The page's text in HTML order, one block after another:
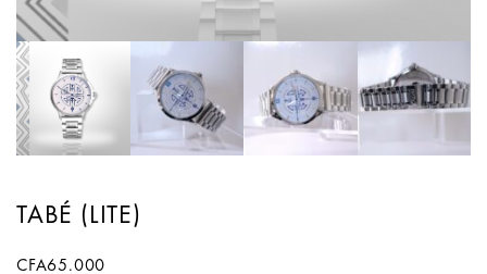
TABÉ (LITE)
CFA65.000